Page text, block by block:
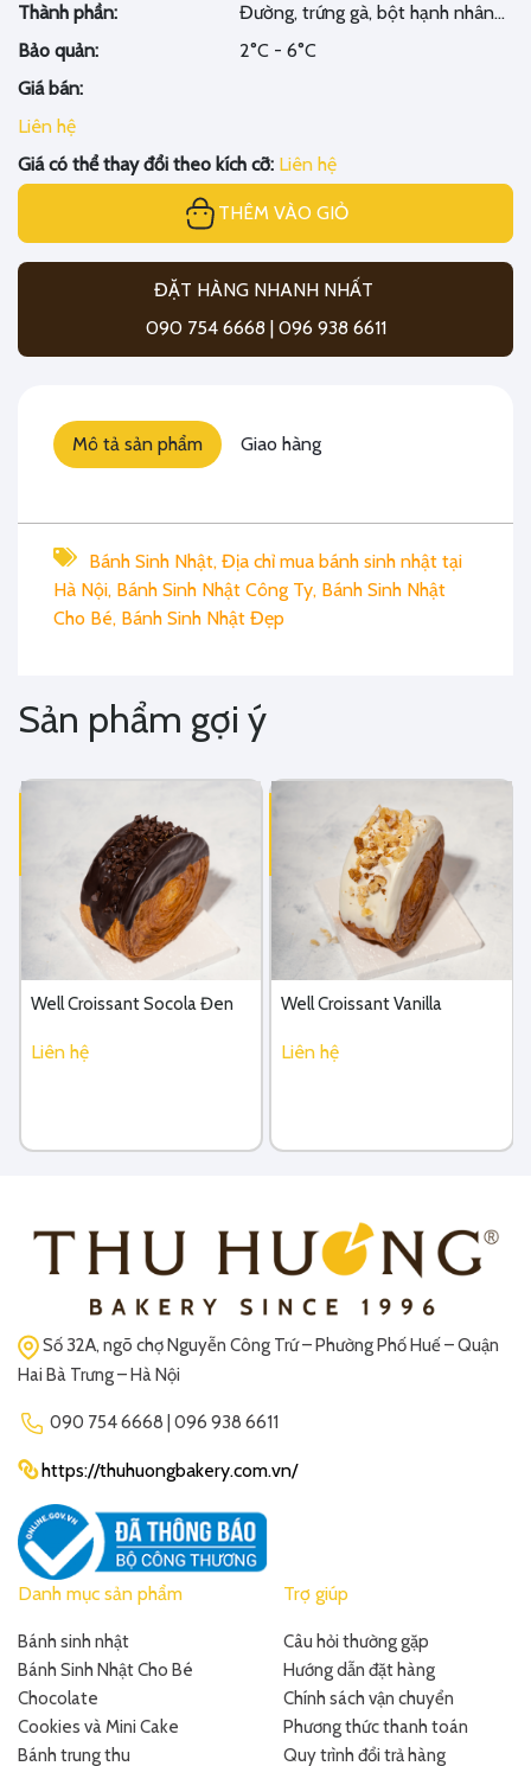
Thành phần:
Đường, trứng gà, bột hạnh nhân...
Bảo quản:
2°C - 6°C
Giá bán:
Liên hệ
Giá có thể thay đổi theo kích cỡ: Liên hệ
THÊM VÀO GIỎ
ĐẶT HÀNG NHANH NHẤT
090 754 6668 | 096 938 6611
Mô tả sản phẩm Giao hàng
Bánh Sinh Nhật, Địa chỉ mua bánh sinh nhật tại
Hà Nội, Bánh Sinh Nhật Công Ty, Bánh Sinh Nhật
Cho Bé, Bánh Sinh Nhật Đẹp
Sản phẩm gợi ý
Well Croissant Socola Đen
Liên hệ
Well Croissant Vanilla
Liên hệ
Số 32A, ngõ chợ Nguyễn Công Trứ – Phường Phố Huế – Quận
Hai Bà Trưng – Hà Nội
090 754 6668 | 096 938 6611
https://thuhuongbakery.com.vn/
Danh mục sản phẩm
Bánh sinh nhật
Bánh Sinh Nhật Cho Bé
Chocolate
Cookies và Mini Cake
Bánh trung thu
Trợ giúp
Câu hỏi thường gặp
Hướng dẫn đặt hàng
Chính sách vận chuyển
Phương thức thanh toán
Quy trình đổi trả hàng